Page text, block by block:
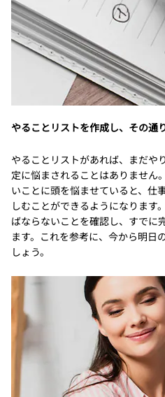
やることリストを作成し、その通
やることリストがあれば、まだや
定に悩まされることはありません
いことに頭を悩ませていると、仕
しむことができるようになります
ばならないことを確認し、すでに
ます。これを参考に、今から明日
しょう。